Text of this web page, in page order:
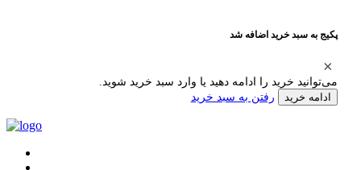
پکیج به سبد خرید اضافه شد
می‌توانید خرید را ادامه دهید یا وارد سبد خرید شوید.
ادامه خرید رفتن به سبد خرید